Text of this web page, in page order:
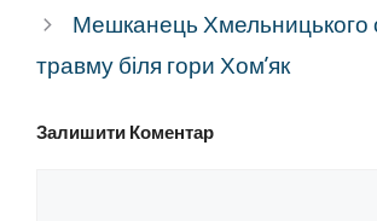
Мешканець Хмельницького
травму біля гори Хом’як
Залишити Коментар